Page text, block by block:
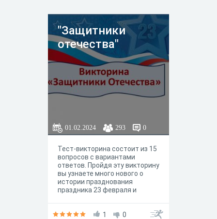
"Защитники
отечества"
01.02.2024 293 0
Тест-викторина состоит из 15
вопросов с вариантами
ответов. Пройдя эту викторину
вы узнаете много нового о
истории празднования
праздника 23 февраля и
конце испытания.
1 0